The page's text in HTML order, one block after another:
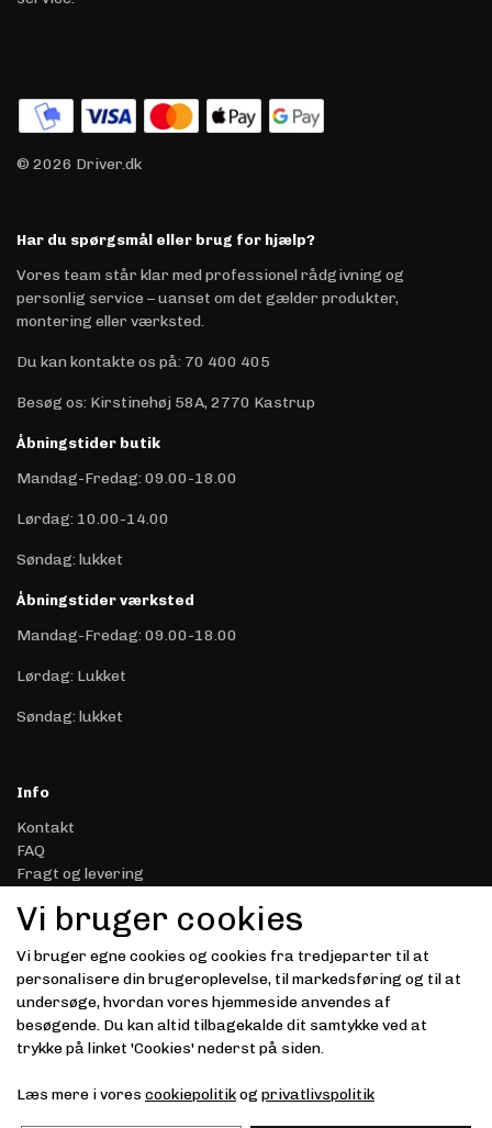
© 2026 Driver.dk
Har du spørgsmål eller brug for hjælp?
Vores team står klar med professionel rådgivning og
personlig service – uanset om det gælder produkter,
montering eller værksted.
Du kan kontakte os på: 70 400 405
Besøg os: Kirstinehøj 58A, 2770 Kastrup
Åbningstider butik
Mandag-Fredag: 09.00-18.00
Lørdag: 10.00-14.00
Søndag: lukket
Åbningstider værksted
Mandag-Fredag: 09.00-18.00
Lørdag: Lukket
Søndag: lukket
Info
Kontakt
FAQ
Fragt og levering
Handelsbetingelser
Datasikkerhed & Privatliv
Gavekort
Om Driver.dk
Kunde login
Modtag vores nyhedsbrev via e-mail
Tilmeld
Vi bruger cookies
Vi bruger egne cookies og cookies fra tredjeparter til at
personalisere din brugeroplevelse, til markedsføring og til at
undersøge, hvordan vores hjemmeside anvendes af
besøgende. Du kan altid tilbagekalde dit samtykke ved at
trykke på linket 'Cookies' nederst på siden.
Læs mere i vores cookiepolitikog privatlivspolitik